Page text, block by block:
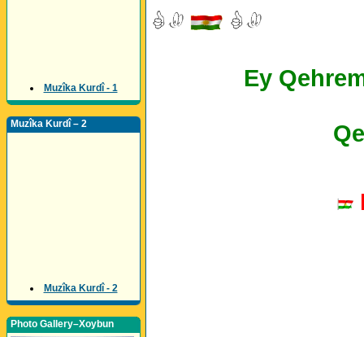
Muzîka Kurdî - 1
Muzîka Kurdî – 2
Muzîka Kurdî - 2
Photo Gallery–Xoybun
Ey